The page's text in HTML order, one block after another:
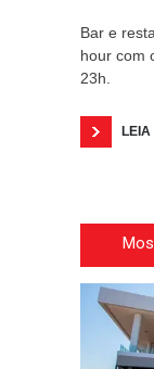
Bar e
hour com
23h.